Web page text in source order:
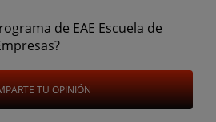
de EAE Escuela de
TU OPINIÓN